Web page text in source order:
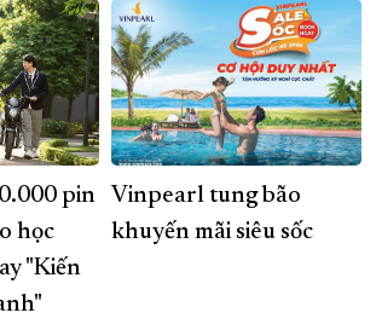
pin
học
"Kiến
Vinpearl tung bão
khuyến mãi siêu sốc